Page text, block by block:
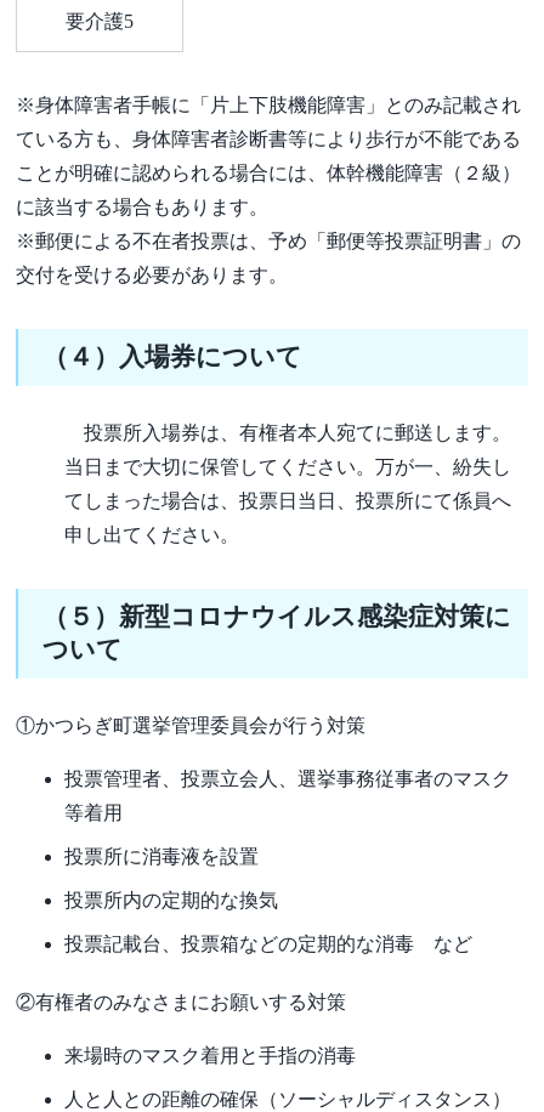
要介護5
※身体障害者手帳に「片上下肢機能障害」とのみ記載され
ている方も、身体障害者診断書等により歩行が不能である
ことが明確に認められる場合には、体幹機能障害（２級）
に該当する場合もあります。
※郵便による不在者投票は、予め「郵便等投票証明書」の
交付を受ける必要があります。
（４）入場券について
投票所入場券は、有権者本人宛てに郵送します。
当日まで大切に保管してください。万が一、紛失し
てしまった場合は、投票日当日、投票所にて係員へ
申し出てください。
（５）新型コロナウイルス感染症対策に
ついて
①かつらぎ町選挙管理委員会が行う対策
投票管理者、投票立会人、選挙事務従事者のマスク
等着用
投票所に消毒液を設置
投票所内の定期的な換気
投票記載台、投票箱などの定期的な消毒 など
②有権者のみなさまにお願いする対策
来場時のマスク着用と手指の消毒
人と人との距離の確保（ソーシャルディスタンス）